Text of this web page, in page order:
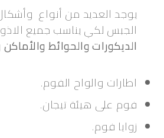
يوجد العديد من أنواع
الجبس لكي يناسب جميع
الديكورات والحوائطوالأماكن
اطارات والواح الفوم.
فوم على هيئة تيجان.
زوايا فوم.